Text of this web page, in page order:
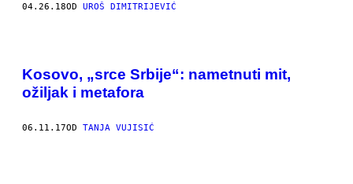
04.26.18OD UROŠ DIMITRIJEVIĆ
Kosovo, „srce Srbije“: nametnuti mit,
ožiljak i metafora
06.11.17OD TANJA VUJISIĆ